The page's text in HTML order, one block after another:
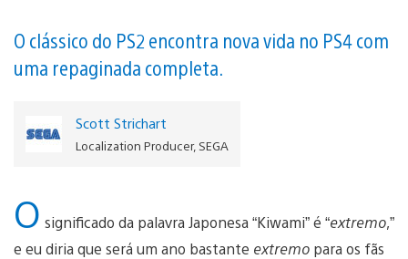
29
de
Agosto
O clássico do PS2 encontra nova vida no PS4 com
uma repaginada completa.
Scott Strichart
Localization Producer, SEGA
O significado da palavra Japonesa “Kiwami” é “extremo,”
e eu diria que será um ano bastante extremo para os fãs